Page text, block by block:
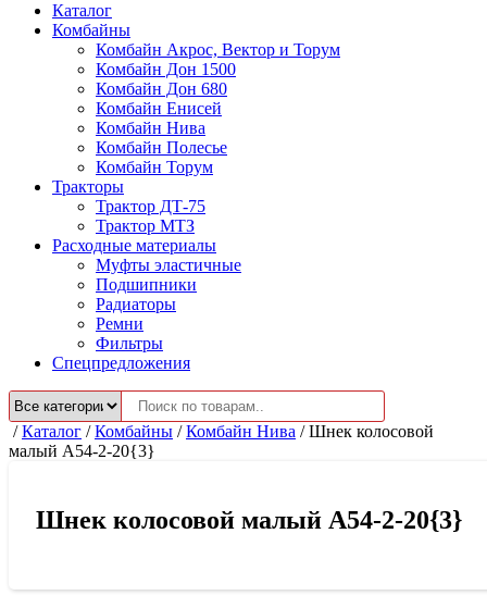
Каталог
Комбайны
Комбайн Акрос, Вектор и Торум
Комбайн Дон 1500
Комбайн Дон 680
Комбайн Енисей
Комбайн Нива
Комбайн Полесье
Комбайн Торум
Тракторы
Трактор ДТ-75
Трактор МТЗ
Расходные материалы
Муфты эластичные
Подшипники
Радиаторы
Ремни
Фильтры
Спецпредложения
/Каталог /Комбайны /Комбайн Нива /Шнек колосовой
малый А54-2-20{3}
Шнек колосовой малый А54-2-20{3}